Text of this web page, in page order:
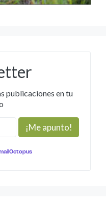
publicaciones en tu